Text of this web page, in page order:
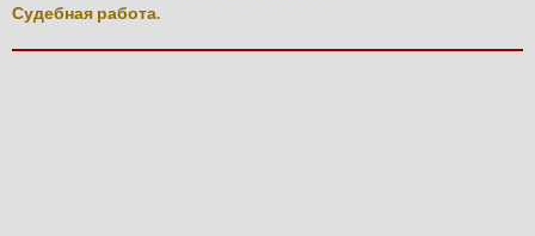
Судебная работа.